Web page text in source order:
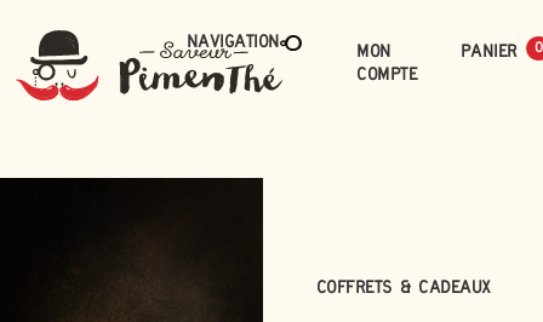
Navigation
Mon
compte
0
0
Coffrets & Cadeaux